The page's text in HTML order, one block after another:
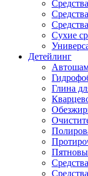
Сухие
Детейлинг
Глина